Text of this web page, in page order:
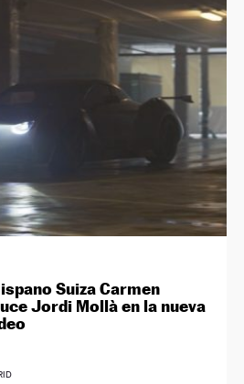
Suiza Carmen
Jordi Mollà en la nueva